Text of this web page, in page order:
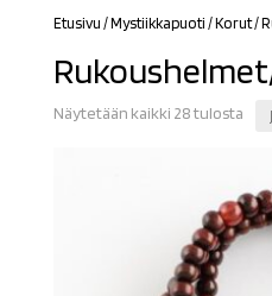
Etusivu /Mystiikkapuoti /Korut/
Näytetään kaikki 28 tulosta